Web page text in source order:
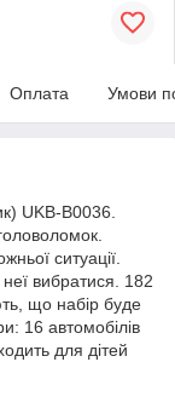
Оплата Умови
UKВ-В0036.
ситуації.
вибратися. 182
що набір буде
16 автомобілів
для дітей